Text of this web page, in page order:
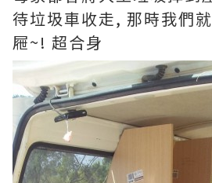
待垃圾車收走, 那時我們
屜~! 超合身